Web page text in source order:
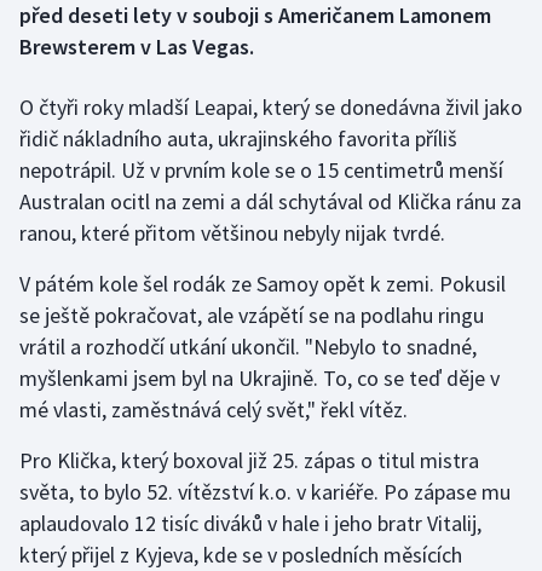
Futsal
Gymnastika
Házená
Judo
Krasobruslení
Lyže a snowboard
Moderní pětiboj
před deseti lety v souboji s Američanem Lamonem
Brewsterem v Las Vegas.
O čtyři roky mladší Leapai, který se donedávna živil jako
řidič nákladního auta, ukrajinského favorita příliš
nepotrápil. Už v prvním kole se o 15 centimetrů menší
Australan ocitl na zemi a dál schytával od Klička ránu za
ranou, které přitom většinou nebyly nijak tvrdé.
V pátém kole šel rodák ze Samoy opět k zemi. Pokusil
se ještě pokračovat, ale vzápětí se na podlahu ringu
vrátil a rozhodčí utkání ukončil. "Nebylo to snadné,
myšlenkami jsem byl na Ukrajině. To, co se teď děje v
mé vlasti, zaměstnává celý svět," řekl vítěz.
Pro Klička, který boxoval již 25. zápas o titul mistra
světa, to bylo 52. vítězství k.o. v kariéře. Po zápase mu
aplaudovalo 12 tisíc diváků v hale i jeho bratr Vitalij,
který přijel z Kyjeva, kde se v posledních měsících